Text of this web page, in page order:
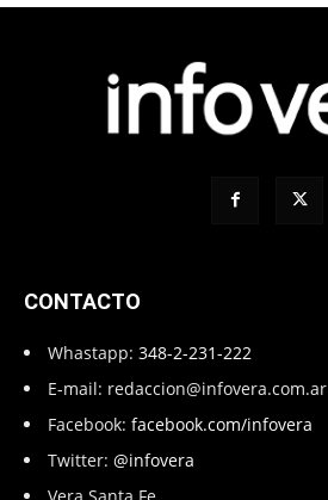
CONTACTO
Whastapp: 348-2-231-222
E-mail: redaccion@infovera.com.ar
Facebook: facebook.com/infovera
Twitter: @infovera